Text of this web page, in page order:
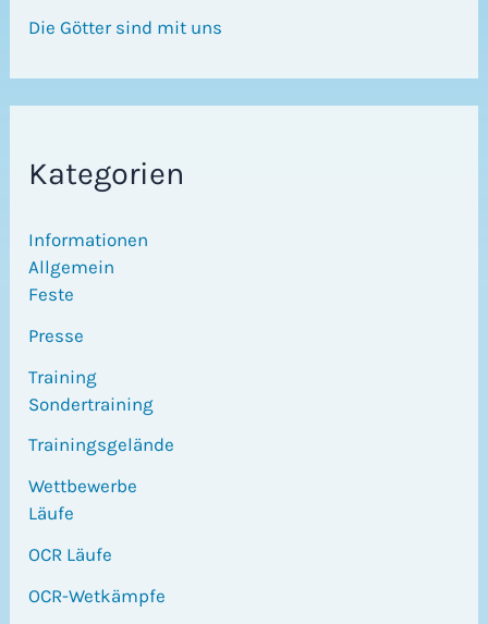
Die Götter sind mit uns
Kategorien
Informationen
Allgemein
Feste
Presse
Training
Sondertraining
Trainingsgelände
Wettbewerbe
Läufe
OCR Läufe
OCR-Wetkämpfe